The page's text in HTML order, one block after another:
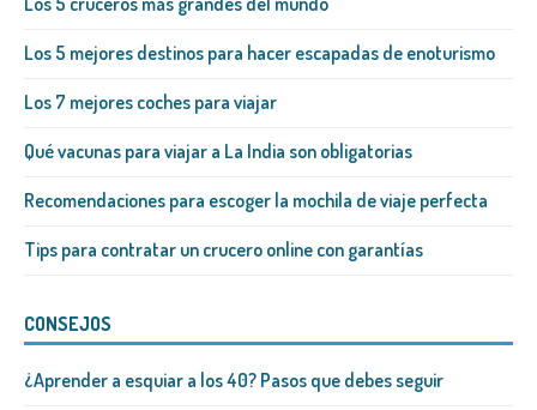
Los 5 mejores destinos para hacer escapadas de enoturismo
Los 7 mejores coches para viajar
Qué vacunas para viajar a La India son obligatorias
Recomendaciones para escoger la mochila de viaje perfecta
Tips para contratar un crucero online con garantías
CONSEJOS
¿Aprender a esquiar a los 40? Pasos que debes seguir